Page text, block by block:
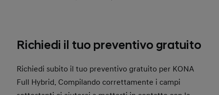
Richiedi il tuo preventivo gratuito
Richiedi subito il tuo preventivo gratuito per KONA
Full Hybrid. Compilando correttamente i campi